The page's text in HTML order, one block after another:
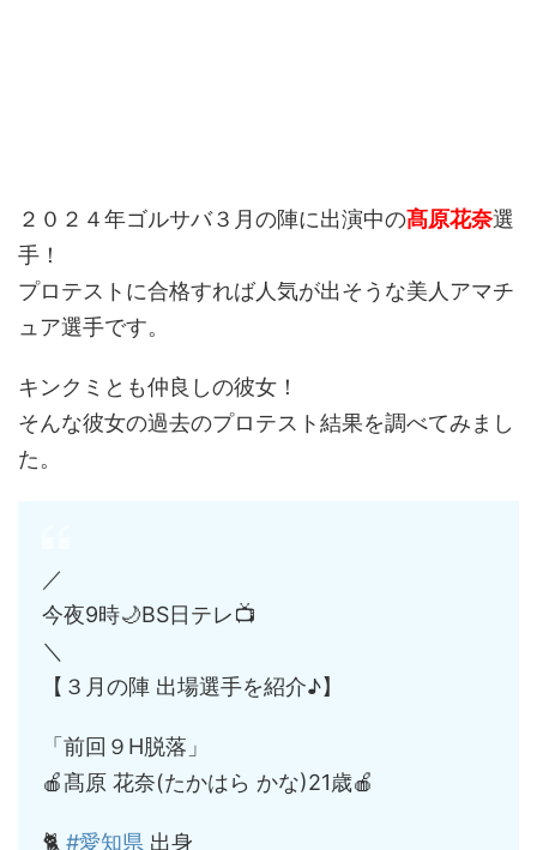
２０２４年ゴルサバ３月の陣に出演中の髙原花奈選
手！
プロテストに合格すれば人気が出そうな美人アマチ
ュア選手です。
キンクミとも仲良しの彼女！
そんな彼女の過去のプロテスト結果を調べてみまし
た。
／
今夜9時🌙BS日テレ📺
＼
【３月の陣 出場選手を紹介♪】
「前回９H脱落」
🍎髙原 花奈(たかはら かな)21歳🍎
🐈 #愛知県 出身